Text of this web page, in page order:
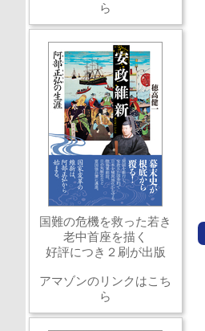
ら
国難の危機を救った若き
老中首座を描く
好評につき２刷が出版
アマゾンのリンクはこち
ら